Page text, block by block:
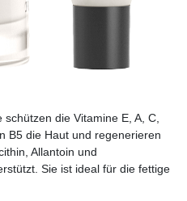
die Vitamine E, A, C,
B5 die Haut und regenerieren
Allantoin und
Sie ist ideal für die fettige